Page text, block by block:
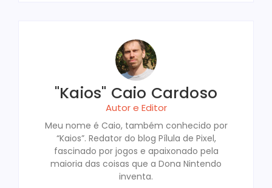
"Kaios" Caio Cardoso
Autor e Editor
Meu nome é Caio, também conhecido por
“Kaios”. Redator do blog Pílula de Pixel,
fascinado por jogos e apaixonado pela
maioria das coisas que a Dona Nintendo
inventa.